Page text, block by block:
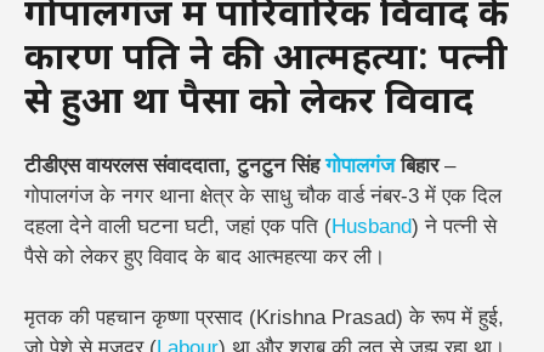
गोपालगंज में पारिवारिक विवाद के
कारण पति ने की आत्महत्या: पत्नी
से हुआ था पैसों को लेकर विवाद
टीडीएस वायरलस संवाददाता, टुनटुन सिंहगोपालगंज बिहार–
गोपालगंज के नगर थाना क्षेत्र के साधु चौक वार्ड नंबर-3 में एक दिल
दहला देने वाली घटना घटी, जहां एक पति (Husband) ने पत्नी से
पैसे को लेकर हुए विवाद के बाद आत्महत्या कर ली।
मृतक की पहचान कृष्णा प्रसाद (Krishna Prasad) के रूप में हुई,